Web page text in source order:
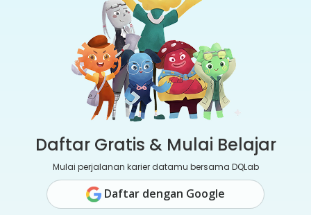
Daftar Gratis & Mulai Belajar
Mulai perjalanan karier datamu bersama DQLab
Daftar dengan Google